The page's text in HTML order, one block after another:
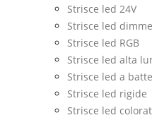
Strisce led 24V
Strisce led
Strisce led RGB
Strisce led alta
Strisce led a
Strisce led rigide
Strisce led